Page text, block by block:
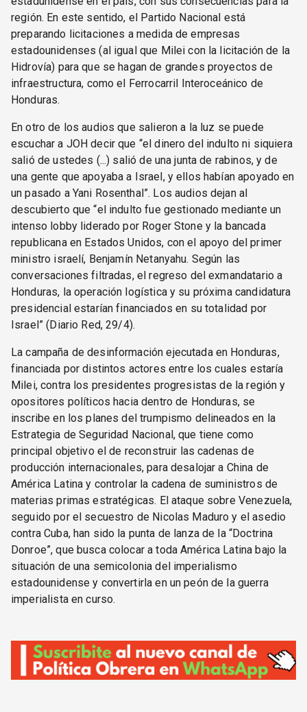
región. En este sentido, el Partido Nacional está
preparando licitaciones a medida de empresas
estadounidenses (al igual que Milei con la licitación de la
Hidrovía) para que se hagan de grandes proyectos de
infraestructura, como el Ferrocarril Interoceánico de
Honduras.
En otro de los audios que salieron a la luz se puede
escuchar a JOH decir que “el dinero del indulto ni siquiera
salió de ustedes (...) salió de una junta de rabinos, y de
una gente que apoyaba a Israel, y ellos habían apoyado en
un pasado a Yani Rosenthal”. Los audios dejan al
descubierto que “el indulto fue gestionado mediante un
intenso lobby liderado por Roger Stone y la bancada
republicana en Estados Unidos, con el apoyo del primer
ministro israelí, Benjamín Netanyahu. Según las
conversaciones filtradas, el regreso del exmandatario a
Honduras, la operación logística y su próxima candidatura
presidencial estarían financiados en su totalidad por
Israel” (Diario Red, 29/4).
La campaña de desinformación ejecutada en Honduras,
financiada por distintos actores entre los cuales estaría
Milei, contra los presidentes progresistas de la región y
opositores políticos hacia dentro de Honduras, se
inscribe en los planes del trumpismo delineados en la
Estrategia de Seguridad Nacional, que tiene como
principal objetivo el de reconstruir las cadenas de
producción internacionales, para desalojar a China de
América Latina y controlar la cadena de suministros de
materias primas estratégicas. El ataque sobre Venezuela,
seguido por el secuestro de Nicolas Maduro y el asedio
contra Cuba, han sido la punta de lanza de la “Doctrina
Donroe”, que busca colocar a toda América Latina bajo la
situación de una semicolonia del imperialismo
estadounidense y convertirla en un peón de la guerra
imperialista en curso.